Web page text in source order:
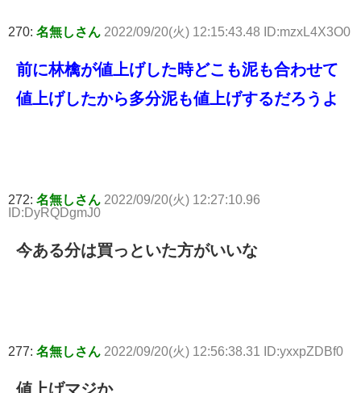
270: 名無しさん 2022/09/20(火) 12:15:43.48 ID:mzxL4X3O0
前に林檎が値上げした時どこも泥も合わせて
値上げしたから多分泥も値上げするだろうよ
272: 名無しさん 2022/09/20(火) 12:27:10.96
ID:DyRQDgmJ0
今ある分は買っといた方がいいな
277: 名無しさん 2022/09/20(火) 12:56:38.31 ID:yxxpZDBf0
値上げマジか